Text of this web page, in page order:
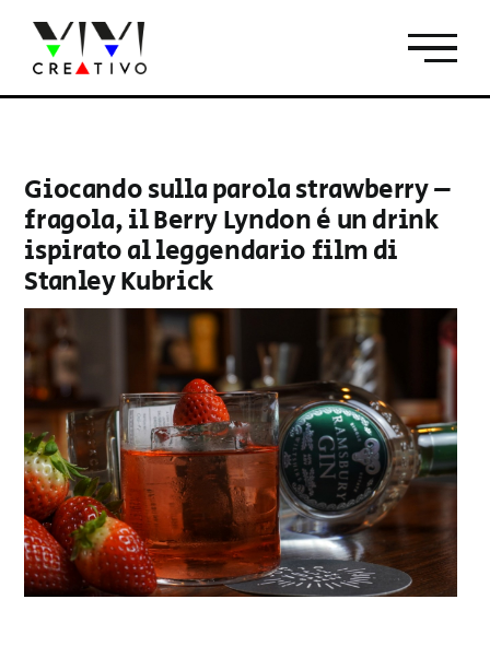
contenuto
Giocando sulla parola strawberry –
fragola, il Berry Lyndon è un drink
ispirato al leggendario film di
Stanley Kubrick